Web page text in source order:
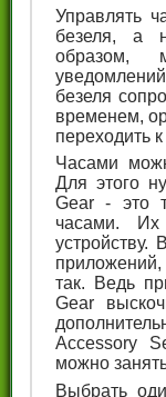
Управлять
безеля, а
образом,
безеля
временем,
переходить
Часами
Для этого
Gear - это
часами.
устройству.
так. Ведь
Gear
Accessory
можно
Выбрать